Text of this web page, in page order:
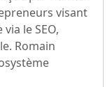
visant
le SEO,
Romain